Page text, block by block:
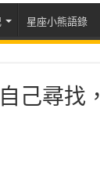
星座小熊語錄
己尋找，